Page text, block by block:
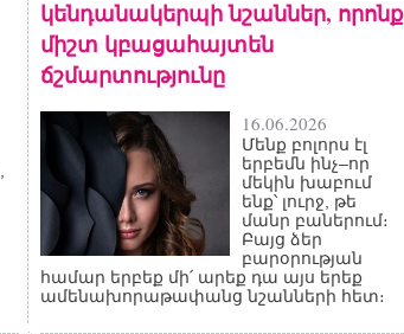
կենդանակերպի նշաններ, որոնք
միշտ կբացահայտեն
ճշմարտությունը
16.06.2026
Մենք բոլորս էլ
երբեմն ինչ–որ
մեկին խաբում
ենք՝ լուրջ, թե
մանր բաներում։
Բայց ձեր
բարօրության
համար երբեք մի՛ արեք դա այս երեք
ամենախորաթափանց նշանների հետ։